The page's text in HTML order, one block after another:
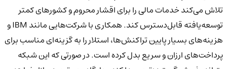
تلاش می‌کند خدمات مالی را برای اقشار محروم و کشورهای کمتر
توسعه‌یافته قابل‌دسترس کند. همکاری با شرکت‌هایی مانند IBM و
هزینه‌های بسیار پایین تراکنش‌ها، استلار را به گزینه‌ای مناسب برای
پرداخت‌های ارزان و سریع بدل کرده است. در صورتی که این شبکه